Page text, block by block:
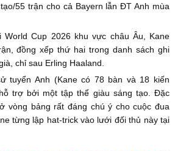
55 trận cho cả Bayern lẫn ĐT Anh mùa
Cup 2026 khu vực châu Âu, Kane
đồng xếp thứ hai trong danh sách ghi
chỉ sau Erling Haaland.
tuyển Anh (Kane có 78 bàn và 18 kiến
trợ bởi một tập thể giàu sáng tạo. Đặc
vòng bảng rất đáng chú ý cho cuộc đua
từng lập hat-trick vào lưới đối thủ này tại